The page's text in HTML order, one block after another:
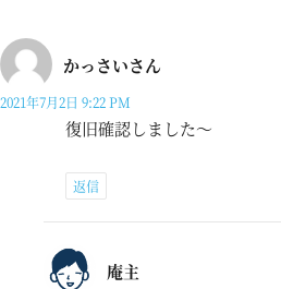
かっさいさん
2021年7月2日 9:22 PM
復旧確認しました～
返信
庵主